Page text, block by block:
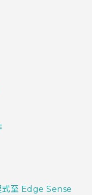
式至 Edge Sense